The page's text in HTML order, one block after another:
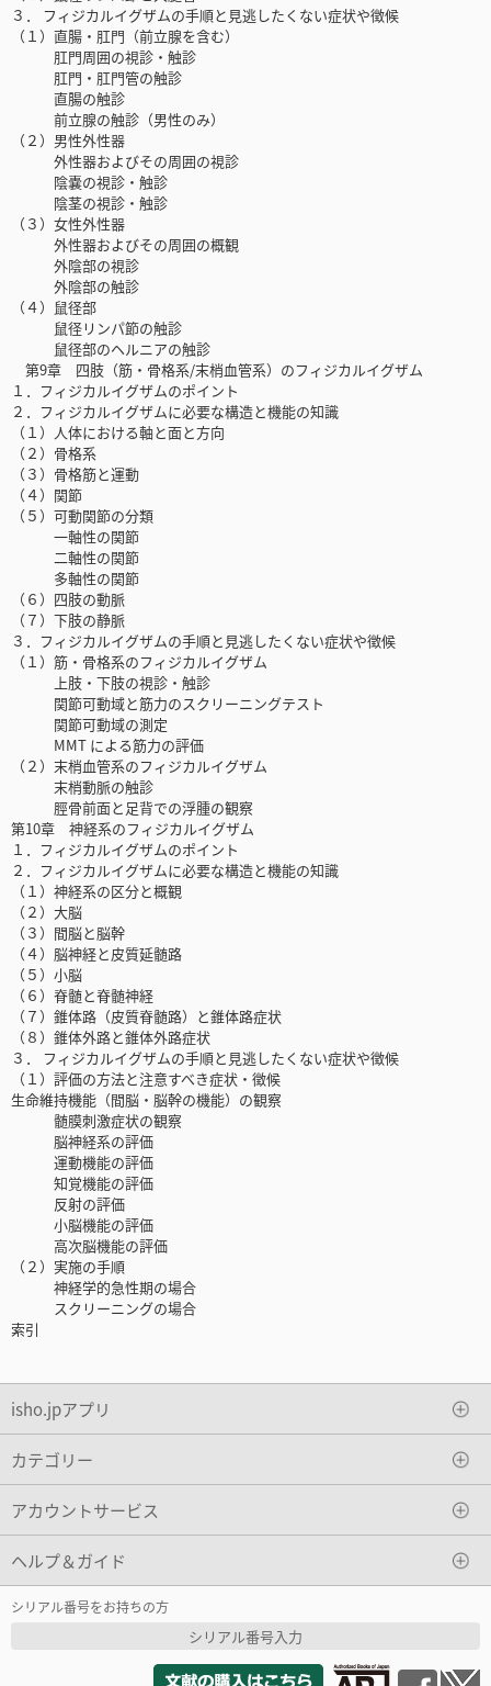
３． フィジカルイグザムの手順と見逃したくない症状や徴候
（１）直腸・肛門（前立腺を含む）
肛門周囲の視診・触診
肛門・肛門管の触診
直腸の触診
前立腺の触診（男性のみ）
（２）男性外性器
外性器およびその周囲の視診
陰嚢の視診・触診
陰茎の視診・触診
（３）女性外性器
外性器およびその周囲の概観
外陰部の視診
外陰部の触診
（４）鼠径部
鼠径リンパ節の触診
鼠径部のヘルニアの触診
第9章 四肢（筋・骨格系/末梢血管系）のフィジカルイグザム
１．フィジカルイグザムのポイント
２．フィジカルイグザムに必要な構造と機能の知識
（１）人体における軸と面と方向
（２）骨格系
（３）骨格筋と運動
（４）関節
（５）可動関節の分類
一軸性の関節
二軸性の関節
多軸性の関節
（６）四肢の動脈
（７）下肢の静脈
３．フィジカルイグザムの手順と見逃したくない症状や徴候
（１）筋・骨格系のフィジカルイグザム
上肢・下肢の視診・触診
関節可動域と筋力のスクリーニングテスト
関節可動域の測定
MMT による筋力の評価
（２）末梢血管系のフィジカルイグザム
末梢動脈の触診
脛骨前面と足背での浮腫の観察
第10章 神経系のフィジカルイグザム
１．フィジカルイグザムのポイント
２．フィジカルイグザムに必要な構造と機能の知識
（１）神経系の区分と概観
（２）大脳
（３）間脳と脳幹
（４）脳神経と皮質延髄路
（５）小脳
（６）脊髄と脊髄神経
（７）錐体路（皮質脊髄路）と錐体路症状
（８）錐体外路と錐体外路症状
３． フィジカルイグザムの手順と見逃したくない症状や徴候
（１）評価の方法と注意すべき症状・徴候
生命維持機能（間脳・脳幹の機能）の観察
髄膜刺激症状の観察
脳神経系の評価
運動機能の評価
知覚機能の評価
反射の評価
小脳機能の評価
高次脳機能の評価
（２）実施の手順
神経学的急性期の場合
スクリーニングの場合
索引
isho.jpアプリ
カテゴリー
アカウントサービス
ヘルプ＆ガイド
シリアル番号をお持ちの方
シリアル番号入力